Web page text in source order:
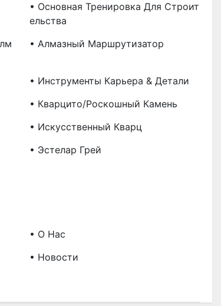
• Основная Тренировка Для Строит
Ельства
• Алмазный Маршрутизатор
• Инструменты Карьера & Детали
• Кварцито/Роскошный Камень
• Искусственный Кварц
• Эстелар Грей
• О Нас
• Новости